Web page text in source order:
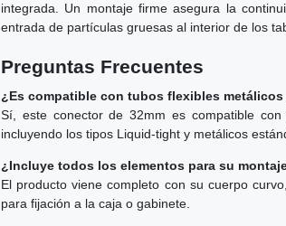
integrada. Un montaje firme asegura la
entrada de partículas gruesas al interior de los
Preguntas Frecuentes
¿Es compatible con tubos flexibles
Sí, este conector de 32mm es compatible
incluyendo los tipos Liquid-tight y metálicos
¿Incluye todos los elementos para su
El producto viene completo con su cuerpo
para fijación a la caja o gabinete.